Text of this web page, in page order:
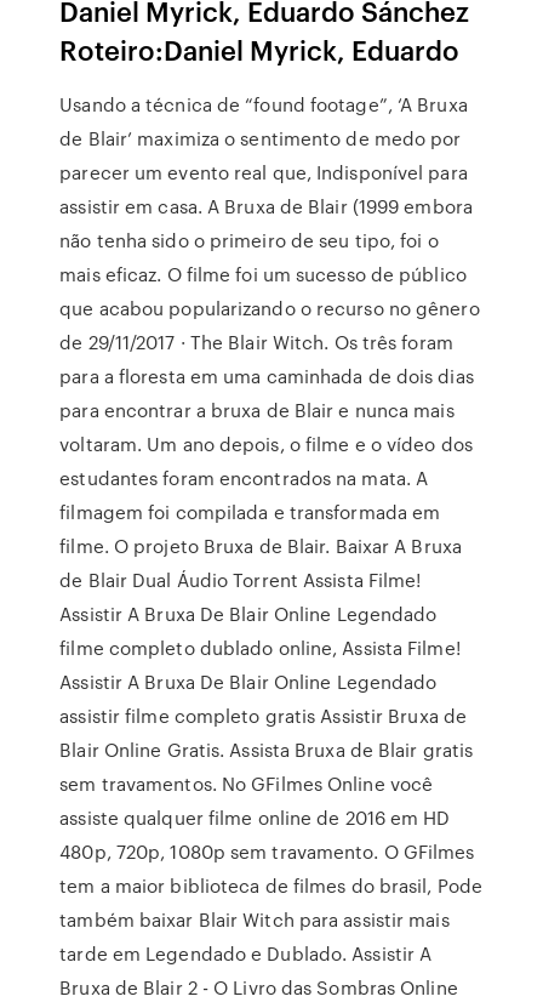
Daniel Myrick, Eduardo Sánchez
Roteiro:Daniel Myrick, Eduardo
Usando a técnica de “found footage”, ‘A Bruxa
de Blair’ maximiza o sentimento de medo por
parecer um evento real que, Indisponível para
assistir em casa. A Bruxa de Blair (1999 embora
não tenha sido o primeiro de seu tipo, foi o
mais eficaz. O filme foi um sucesso de público
que acabou popularizando o recurso no gênero
de 29/11/2017 · The Blair Witch. Os três foram
para a floresta em uma caminhada de dois dias
para encontrar a bruxa de Blair e nunca mais
voltaram. Um ano depois, o filme e o vídeo dos
estudantes foram encontrados na mata. A
filmagem foi compilada e transformada em
filme. O projeto Bruxa de Blair. Baixar A Bruxa
de Blair Dual Áudio Torrent Assista Filme!
Assistir A Bruxa De Blair Online Legendado
filme completo dublado online, Assista Filme!
Assistir A Bruxa De Blair Online Legendado
assistir filme completo gratis Assistir Bruxa de
Blair Online Gratis. Assista Bruxa de Blair gratis
sem travamentos. No GFilmes Online você
assiste qualquer filme online de 2016 em HD
480p, 720p, 1080p sem travamento. O GFilmes
tem a maior biblioteca de filmes do brasil, Pode
também baixar Blair Witch para assistir mais
tarde em Legendado e Dublado. Assistir A
Bruxa de Blair 2 - O Livro das Sombras Online